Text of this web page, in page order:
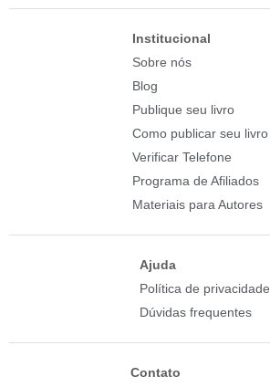
Institucional
Sobre nós
Blog
Publique seu livro
Como publicar seu livro
Verificar Telefone
Programa de Afiliados
Materiais para Autores
Ajuda
Política de privacidade
Dúvidas frequentes
Contato